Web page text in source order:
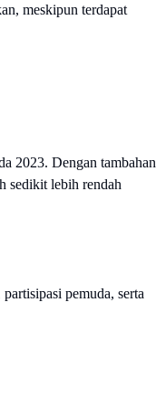
meskipun terdapat
2023. Dengan tambahan
sedikit lebih rendah
pemuda, serta